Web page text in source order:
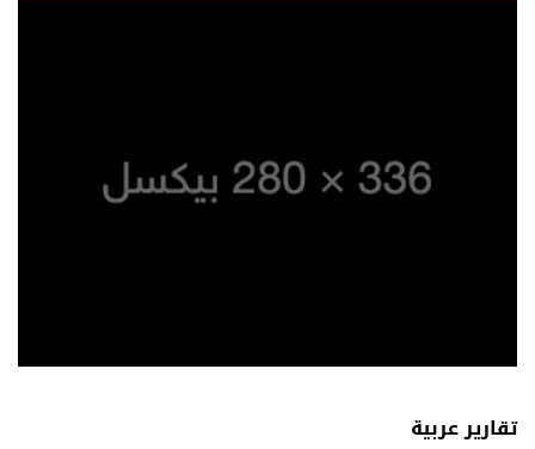
تقارير عربية